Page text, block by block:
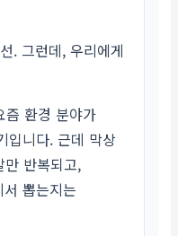
. 그런데, 우리에게
즘 환경 분야가
입니다. 근데 막상
만 반복되고,
뽑는지는